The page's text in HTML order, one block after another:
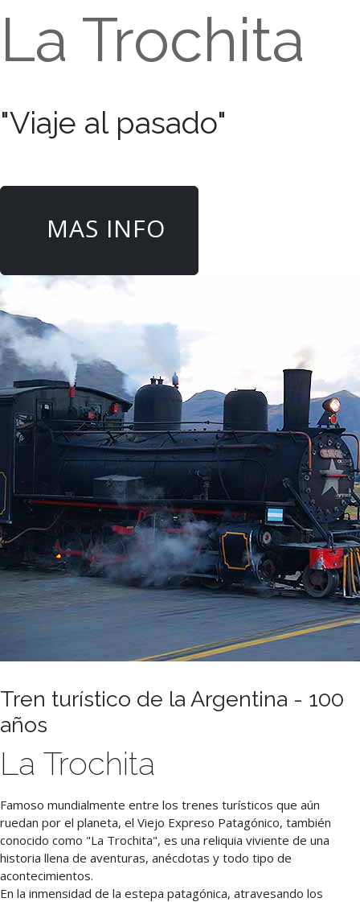
La Trochita
"Viaje al pasado"
MAS INFO
Tren turístico de la Argentina - 100
años
La Trochita
Famoso mundialmente entre los trenes turísticos que aún
ruedan por el planeta, el Viejo Expreso Patagónico, también
conocido como "La Trochita", es una reliquia viviente de una
historia llena de aventuras, anécdotas y todo tipo de
acontecimientos.
En la inmensidad de la estepa patagónica, atravesando los